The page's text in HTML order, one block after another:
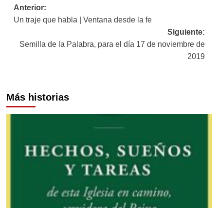
Navegación
de
entradas
Anterior:
Un traje que habla | Ventana desde la fe
Siguiente:
Semilla de la Palabra, para el día 17 de noviembre de
2019
Más historias